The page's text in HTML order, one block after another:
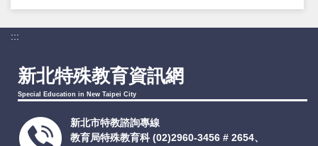
課程與教學
學習輔導
支持服務
:::
新北特殊教育資訊網
Special Education in New Taipei City
新北市特教諮詢專線
教育局特殊教育科 (02)2960-3456 # 2654、